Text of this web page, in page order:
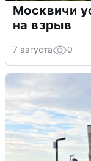
Москвичи
на взрыв
7 августа 0